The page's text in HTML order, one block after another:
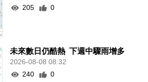
205
0
未來數日仍酷熱 下週中驟雨增多
2026-08-08 08:32
240
0